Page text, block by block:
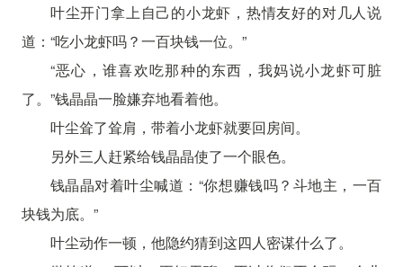
叶尘开门拿上自己的小龙虾，热情友好的对几人说
道：“吃小龙虾吗？一百块钱一位。”
“恶心，谁喜欢吃那种的东西，我妈说小龙虾可脏
了。”钱晶晶一脸嫌弃地看着他。
叶尘耸了耸肩，带着小龙虾就要回房间。
另外三人赶紧给钱晶晶使了一个眼色。
钱晶晶对着叶尘喊道：“你想赚钱吗？斗地主，一百
块钱为底。”
叶尘动作一顿，他隐约猜到这四人密谋什么了。